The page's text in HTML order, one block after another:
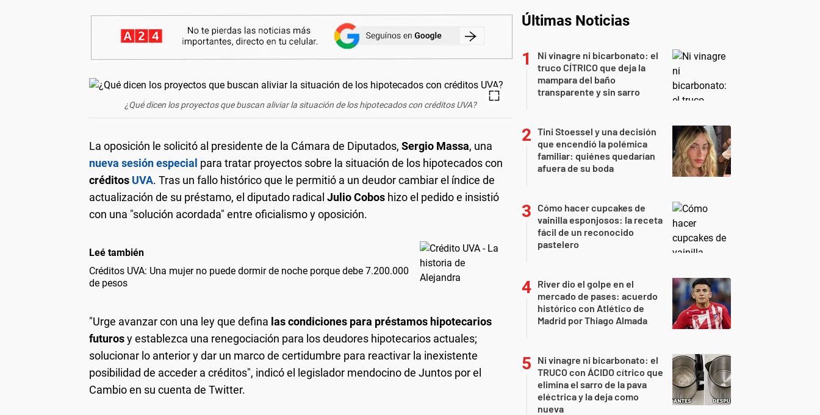
¿Qué dicen los proyectos que buscan aliviar la situación de los hipotecados con créditos UVA?
La oposición le solicitó al presidente de la Cámara de Diputados, Sergio Massa, una
nueva sesión especial para tratar proyectos sobre la situación de los hipotecados con
créditos UVA. Tras un fallo histórico que le permitió a un deudor cambiar el índice de
actualización de su préstamo, el diputado radical Julio Cobos hizo el pedido e insistió
con una "solución acordada" entre oficialismo y oposición.
Leé también
Créditos UVA: Una mujer no puede dormir de noche porque debe 7.200.000
de pesos
"Urge avanzar con una ley que defina las condiciones para préstamos hipotecarios
futurosy establezca una renegociación para los deudores hipotecarios actuales;
solucionar lo anterior y dar un marco de certidumbre para reactivar la inexistente
posibilidad de acceder a créditos", indicó el legislador mendocino de Juntos por el
Cambio en su cuenta de Twitter.
Últimas Noticias
Ni vinagre ni bicarbonato: el
truco CÍTRICO que deja la
mampara del baño
transparente y sin sarro
Tini Stoessel y una decisión
que encendió la polémica
familiar: quiénes quedarían
afuera de su boda
Cómo hacer cupcakes de
vainilla esponjosos: la receta
fácil de un reconocido
pastelero
River dio el golpe en el
mercado de pases: acuerdo
histórico con Atlético de
Madrid por Thiago Almada
Ni vinagre ni bicarbonato: el
TRUCO con ÁCIDO cítrico que
elimina el sarro de la pava
eléctrica y la deja como
nueva